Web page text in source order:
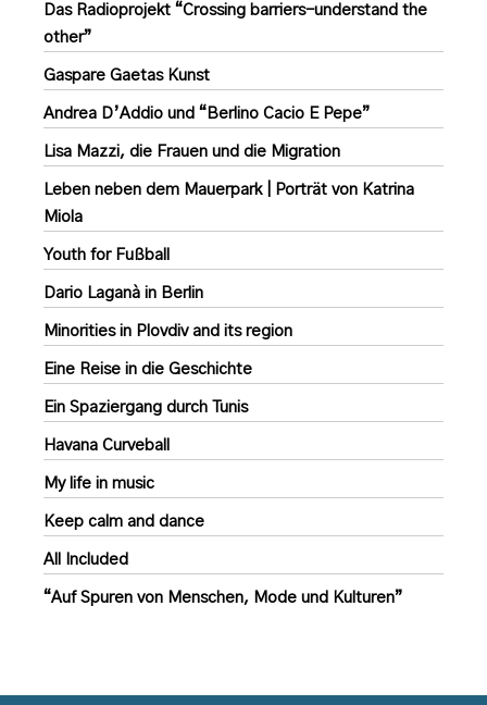
Das Radioprojekt “Crossing barriers-understand the
other”
Gaspare Gaetas Kunst
Andrea D’Addio und “Berlino Cacio E Pepe”
Lisa Mazzi, die Frauen und die Migration
Leben neben dem Mauerpark | Porträt von Katrina
Miola
Youth for Fußball
Dario Laganà in Berlin
Minorities in Plovdiv and its region
Eine Reise in die Geschichte
Ein Spaziergang durch Tunis
Havana Curveball
My life in music
Keep calm and dance
All Included
“Auf Spuren von Menschen, Mode und Kulturen”